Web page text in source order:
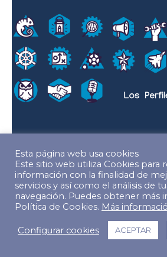
Los perfiles de
ESPERTA,Recursos Humanos ,
Tip of the Week
5 octubre, 2021
En esta página encontrarás
17 Perfiles de Referencia
Esta página web usa cookies
Este sitio web utiliza Cookies para
información con la finalidad de
servicios y así como el análisis de
navegación. Puedes obtener más
Política de Cookies. Más
Configurar cookies ACEPTAR